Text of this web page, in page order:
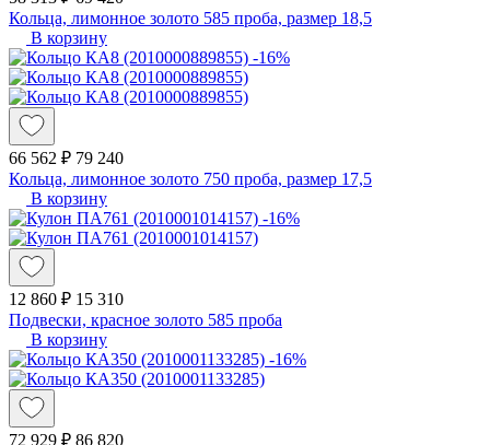
Кольца, лимонное золото 585 проба, размер 18,5
В корзину
-16%
66 562 ₽ 79 240
Кольца, лимонное золото 750 проба, размер 17,5
В корзину
-16%
12 860 ₽ 15 310
Подвески, красное золото 585 проба
В корзину
-16%
72 929 ₽ 86 820